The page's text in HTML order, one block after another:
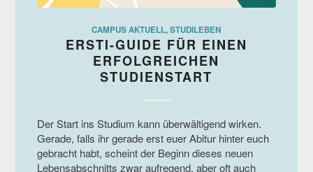
CAMPUS AKTUELL,STUDILEBEN
ERSTI-GUIDE FÜR EINEN
ERFOLGREICHEN
STUDIENSTART
Der Start ins Studium kann überwältigend wirken.
Gerade, falls ihr gerade erst euer Abitur hinter euch
gebracht habt, scheint der Beginn dieses neuen
Lebensabschnitts zwar aufregend, aber oft auch